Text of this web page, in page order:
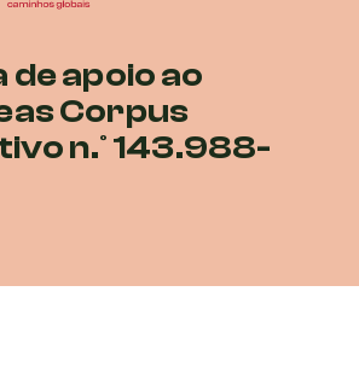
de apoio ao
Corpus
n.º 143.988-